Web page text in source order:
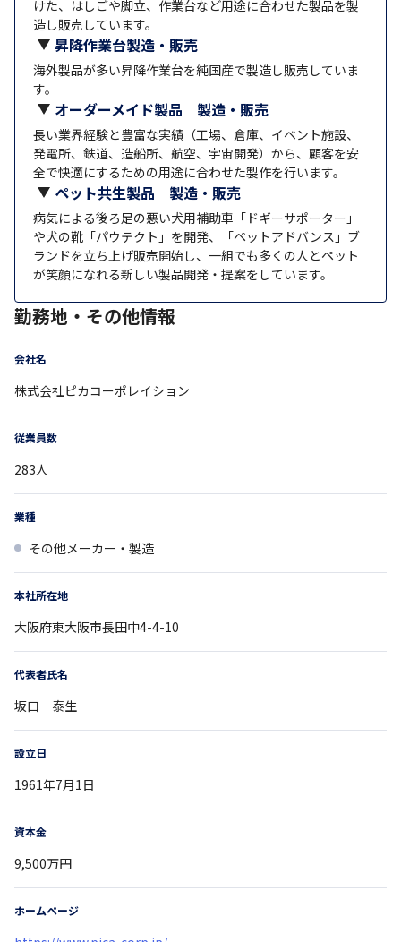
けた、はしごや脚立、作業台など用途に合わせた製品を製
造し販売しています。
昇降作業台製造・販売
海外製品が多い昇降作業台を純国産で製造し販売していま
す。
オーダーメイド製品 製造・販売
長い業界経験と豊富な実績（工場、倉庫、イベント施設、
発電所、鉄道、造船所、航空、宇宙開発）から、顧客を安
全で快適にするための用途に合わせた製作を行います。
ペット共生製品 製造・販売
病気による後ろ足の悪い犬用補助車「ドギーサポーター」
や犬の靴「パウテクト」を開発、「ペットアドバンス」ブ
ランドを立ち上げ販売開始し、一組でも多くの人とペット
が笑顔になれる新しい製品開発・提案をしています。
勤務地・その他情報
会社名
株式会社ピカコーポレイション
従業員数
283人
業種
その他メーカー・製造
本社所在地
大阪府東大阪市長田中4-4-10
代表者氏名
坂口 泰生
設立日
1961年7月1日
資本金
9,500万円
ホームページ